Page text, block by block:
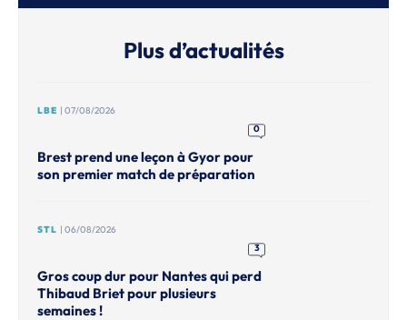
Plus d’actualités
LBE | 07/08/2026
0
Brest prend une leçon à Gyor pour
son premier match de préparation
STL | 06/08/2026
3
Gros coup dur pour Nantes qui perd
Thibaud Briet pour plusieurs
semaines !